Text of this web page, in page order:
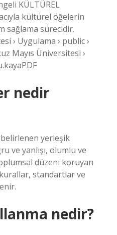
KÜLTÜREL
kültürel öğelerin
sağlama sürecidir.
› Uygulama › public ›
Mayıs Üniversitesi ›
nedir
yerleşik
ve yanlışı, olumlu ve
düzeni koruyan
standartlar ve
nedir?